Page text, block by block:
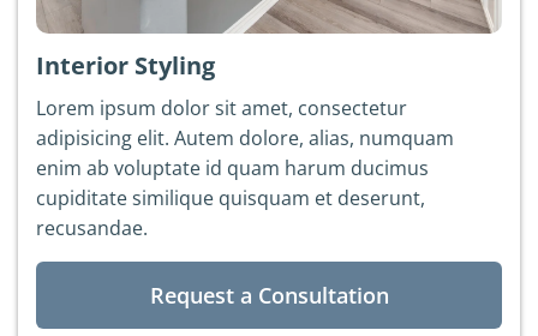
Interior Styling
Lorem ipsum dolor sit amet, consectetur
adipisicing elit. Autem dolore, alias, numquam
enim ab voluptate id quam harum ducimus
cupiditate similique quisquam et deserunt,
recusandae.
Request a Consultation